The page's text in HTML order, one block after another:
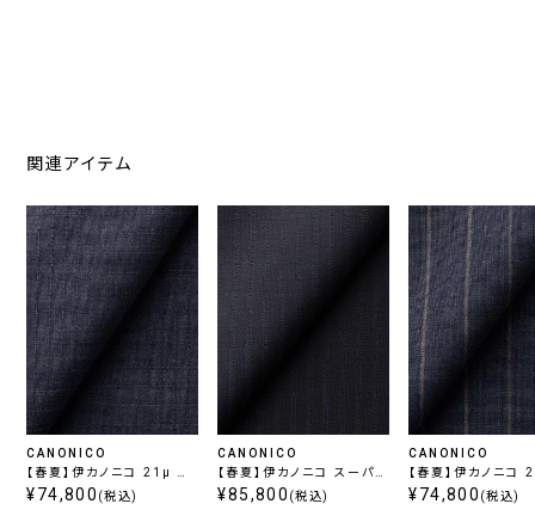
関連アイテム
CANONICO
【春夏】伊カノニコ 21μ ラ
スティックトロピカル ブル
¥74,800 (税込)
CANONICO
【春夏】伊カノニコ スーパー
110's プリュネル ネイビー
¥85,800 (税込)
CANONICO
【春夏】伊カノニコ 21μ ラ
スティックトロピカ
¥74,800 (税込)